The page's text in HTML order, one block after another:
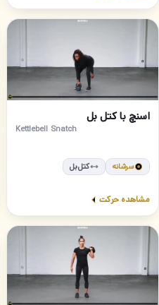
47
اسنچ با کتل بل
Kettlebell Snatch
سرشانه کتل‌بل
مشاهده حرکت